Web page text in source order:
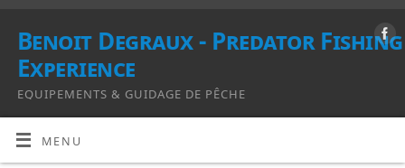
Benoit Degraux - Predator Fishing
Experience
EQUIPEMENTS & GUIDAGE DE PÊCHE
MENU